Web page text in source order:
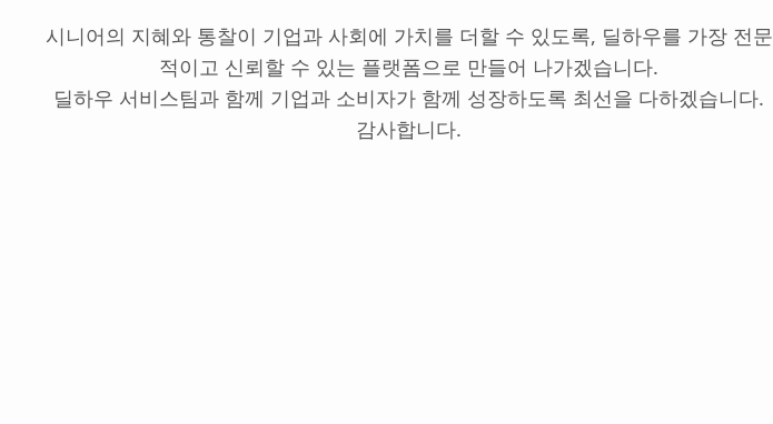
시니어의 지혜와 통찰이 기업과 사회에 가치를 더할 수 있도록, 딜하우를 가장 전문
적이고 신뢰할 수 있는 플랫폼으로 만들어 나가겠습니다.
딜하우 서비스팀과 함께 기업과 소비자가 함께 성장하도록 최선을 다하겠습니다.
감사합니다.